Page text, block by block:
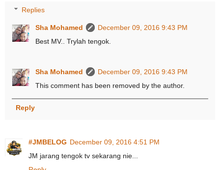
Replies
Sha Mohamed
December 09, 2016 9:43 PM
Best MV.. Trylah tengok.
Sha Mohamed
December 09, 2016 9:43 PM
This comment has been removed by the author.
Reply
#JMBELOG December 09, 2016 4:51 PM
JM jarang tengok tv sekarang nie...